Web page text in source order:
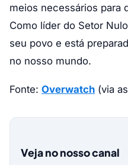
meios necessários para
Como líder do Setor
seu povo e está
no nosso mundo.
Fonte: Overwatch (via
Veja no nosso canal